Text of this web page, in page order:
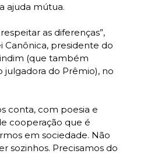
ajuda mútua.
as diferenças”,
Canônica, presidente do
(que também
julgadora do Prêmio), no
conta, com poesia e
cooperação que é
em sociedade. Não
sozinhos. Precisamos do